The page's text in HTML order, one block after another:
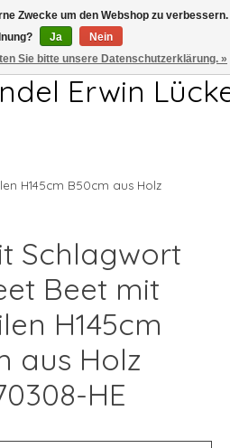
FR 7.00-13.00Uhr
Erwin
H145cm B50cm aus Holz
Schlagwort
Beet mit
H145cm
aus Holz
HE
Zwecke um den Webshop zu verbessern.
Ja
Nein
Sie bitte unsere Datenschutzerklärung. »